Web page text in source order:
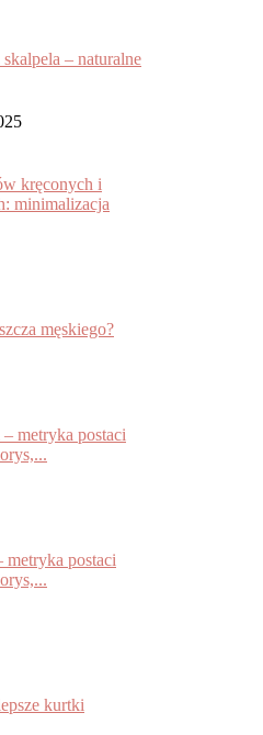
– naturalne
kręconych i
minimalizacja
męskiego?
metryka postaci
postaci
kurtki